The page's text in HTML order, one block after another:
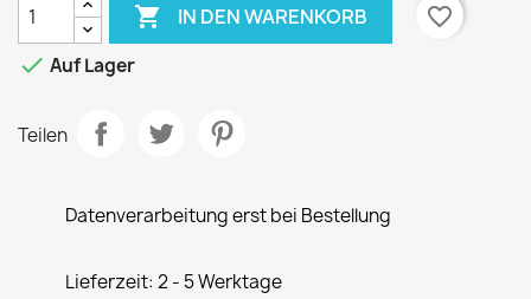
 IN DEN WARENKORB
favorite_border
 Auf Lager
Teilen
Datenverarbeitung erst bei Bestellung
Lieferzeit: 2 - 5 Werktage